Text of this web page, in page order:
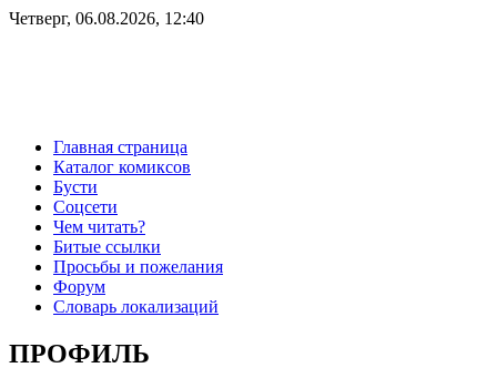
Четверг, 06.08.2026, 12:40
Главная страница
Каталог комиксов
Бусти
Соцсети
Чем читать?
Битые ссылки
Просьбы и пожелания
Форум
Словарь локализаций
ПРОФИЛЬ